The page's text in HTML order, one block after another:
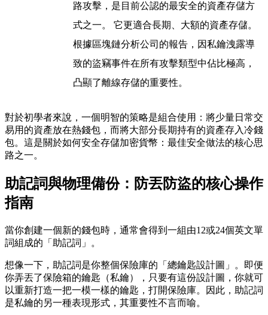
路攻擊，是目前公認的最安全的資產存儲方
式之一。 它更適合長期、大額的資產存儲。
根據區塊鏈分析公司的報告，因私鑰洩露導
致的盜竊事件在所有攻擊類型中佔比極高，
凸顯了離線存儲的重要性。
對於初學者來說，一個明智的策略是組合使用：將少量日常交
易用的資產放在熱錢包，而將大部分長期持有的資產存入冷錢
包。這是關於如何安全存儲加密貨幣：最佳安全做法的核心思
路之一。
助記詞與物理備份：防丟防盜的核心操作
指南
當你創建一個新的錢包時，通常會得到一組由12或24個英文單
詞組成的「助記詞」。
想像一下，助記詞是你整個保險庫的「總鑰匙設計圖」。即便
你弄丟了保險箱的鑰匙（私鑰），只要有這份設計圖，你就可
以重新打造一把一模一樣的鑰匙，打開保險庫。因此，助記詞
是私鑰的另一種表現形式，其重要性不言而喻。